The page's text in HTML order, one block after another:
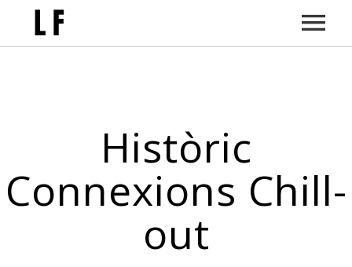
Sessions
Sons, Llums I Paraules
Qui Soc
Històric
Connexions Chill-
out